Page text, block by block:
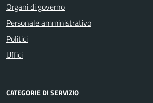
Organi di governo
Personale amministrativo
Politici
Uffici
CATEGORIE DI SERVIZIO